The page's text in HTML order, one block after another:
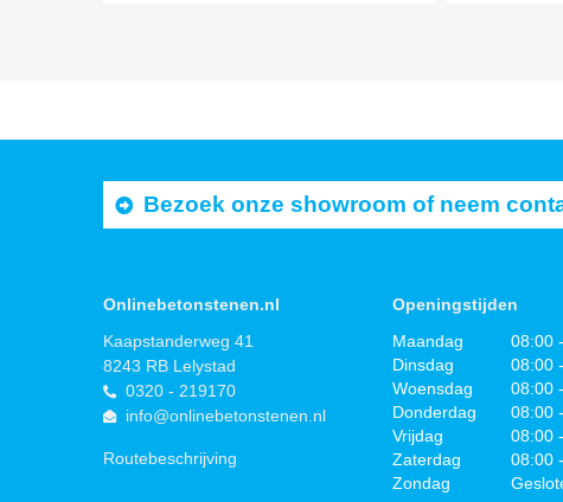
Bezoek onze showroom of neem
Onlinebetonstenen.nl
Kaapstanderweg 41
8243 RB Lelystad
0320 - 219170
info@onlinebetonstenen.nl
Routebeschrijving
Openingstijden
Maandag
08:00
Dinsdag
08:00
Woensdag
08:00
Donderdag
08:00
Vrijdag
08:00
Zaterdag
08:00
Zondag